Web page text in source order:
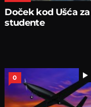
Doček kod Ušća za
studente
0